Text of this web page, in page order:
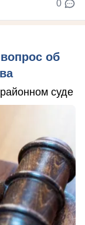
0
об
суде